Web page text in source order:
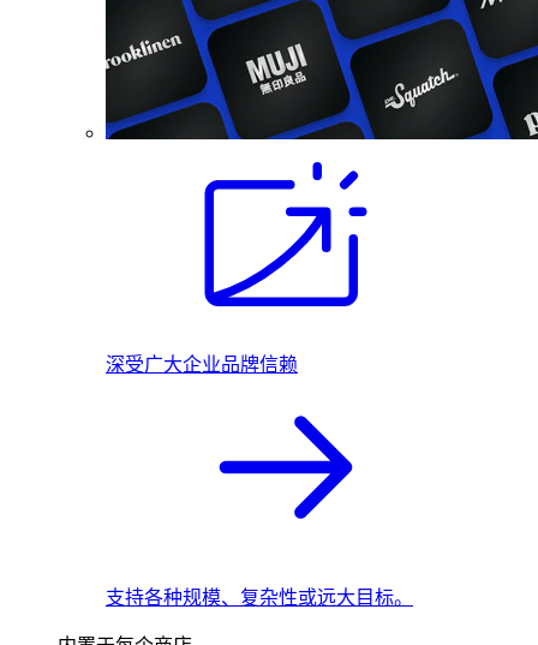
深受广大企业品牌信赖
支持各种规模、复杂性或远大目标。